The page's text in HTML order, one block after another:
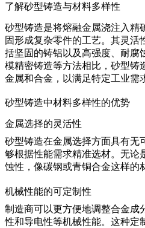
了解砂型铸造与材料多样性
砂型铸造是将熔融金属浇注入精
固形成复杂零件的工艺。其灵活
括坚固的铸铝 以及高强度、耐腐
模精密铸造等方法相比，砂型铸
金属和合金，以满足特定工业需
砂型铸造中材料多样性的优势
金属选择的灵活性
砂型铸造在金属选择方面具有无
够根据性能需求精准选材。无论
蚀性，像碳钢或青铜合金这样的
机械性能的可定制性
制造商可以更方便地调整合金成
性和导电性等机械性能。这种定